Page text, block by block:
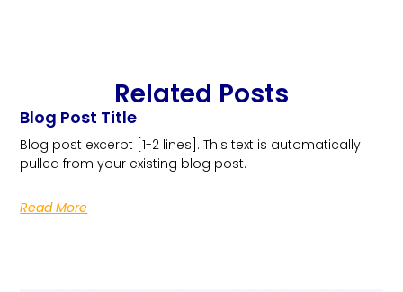
Related Posts
Blog Post Title
Blog post excerpt [1-2 lines]. This text is automatically
pulled from your existing blog post.
Read More